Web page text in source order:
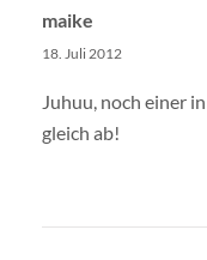
maike
18. Juli 2012
Juhuu, noch einer
gleich ab!